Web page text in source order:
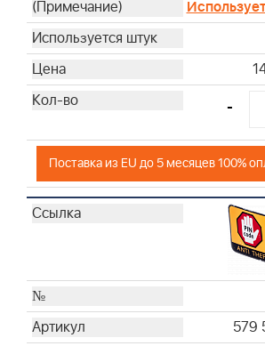
-
Поставка из EU до 5 месяцев 100%
579